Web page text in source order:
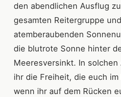
den abendlichen Ausflug
gesamten Reitergruppe
atemberaubenden
die blutrote Sonne hinter
Meeresversinkt. In
ihr die Freiheit, die euch
wenn ihr auf dem Rücken